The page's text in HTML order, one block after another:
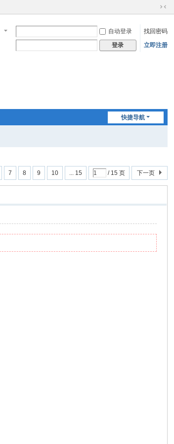
切
到
窄
自动登录
找回密码
登录 立即注册
快捷导航
7 8 9 10 ... 15 / 15 页 下一页